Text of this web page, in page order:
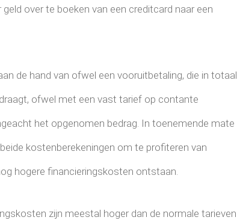
over te boeken van een creditcard naar een
de hand van ofwel een vooruitbetaling, die in totaal
ofwel met een vast tarief op contante
het opgenomen bedrag. In toenemende mate
kostenberekeningen om te profiteren van
hogere financieringskosten ontstaan.
zijn meestal hoger dan de normale tarieven